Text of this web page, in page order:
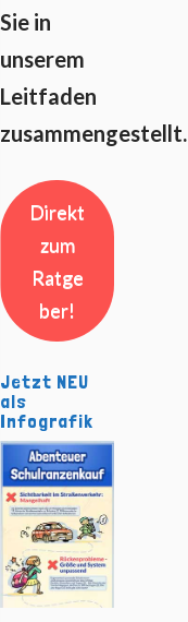
Sie in
unserem
Leitfaden
zusammengestellt.
Direkt
zum
Ratge
ber!
Jetzt NEU
als
Infografik